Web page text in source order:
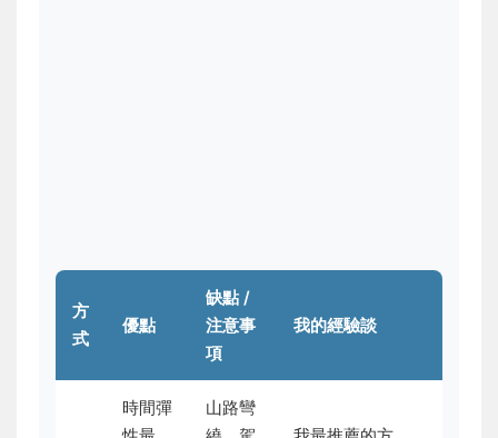
方
式
優點
缺點 /
注意事
項
我的經驗談
時間彈
山路彎